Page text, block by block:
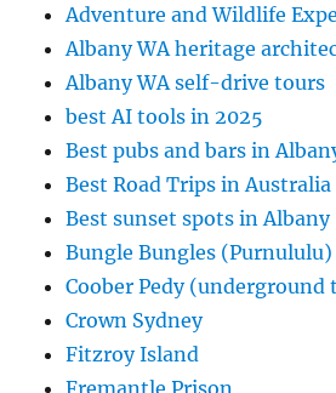
Adventure and Wildlife
Albany WA heritage
Albany WA self-drive tours
best AI tools in 2025
Best pubs and bars in
Best Road Trips in Australia
Best sunset spots in Albany
Bungle Bungles (Purnululu)
Coober Pedy (underground
Crown Sydney
Fitzroy Island
Fremantle Prison